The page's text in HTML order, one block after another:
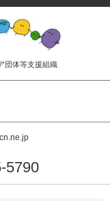
団体等支援組織
5790